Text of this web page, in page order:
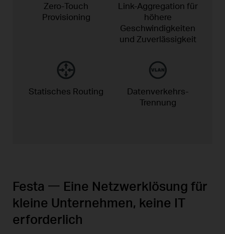
Zero-Touch
Provisioning
Link-Aggregation für
höhere
Geschwindigkeiten
und Zuverlässigkeit
Statisches Routing
Datenverkehrs-
Trennung
Festa 一 Eine Netzwerklösung für
kleine Unternehmen, keine IT
erforderlich